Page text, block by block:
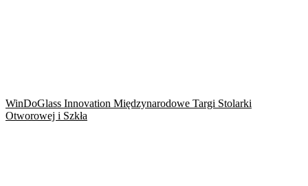
WinDoGlass Innovation Międzynarodowe Targi Stolarki
Otworowej i Szkła